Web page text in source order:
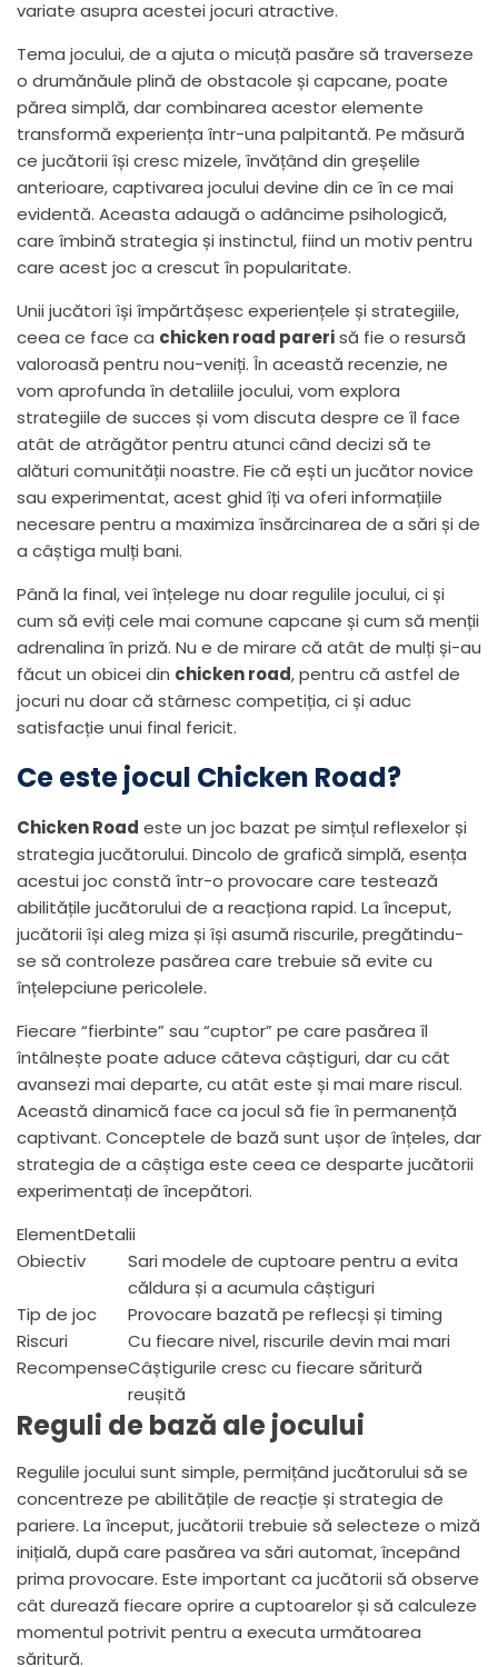
variate asupra acestei jocuri atractive.
Tema jocului, de a ajuta o micuță pasăre să traverseze
o drumănăule plină de obstacole și capcane, poate
părea simplă, dar combinarea acestor elemente
transformă experiența într-una palpitantă. Pe măsură
ce jucătorii își cresc mizele, învățând din greșelile
anterioare, captivarea jocului devine din ce în ce mai
evidentă. Aceasta adaugă o adâncime psihologică,
care îmbină strategia și instinctul, fiind un motiv pentru
care acest joc a crescut în popularitate.
Unii jucători își împărtășesc experiențele și strategiile,
ceea ce face ca chicken road parerisă fie o resursă
valoroasă pentru nou-veniți. În această recenzie, ne
vom aprofunda în detaliile jocului, vom explora
strategiile de succes și vom discuta despre ce îl face
atât de atrăgător pentru atunci când decizi să te
alături comunității noastre. Fie că ești un jucător novice
sau experimentat, acest ghid îți va oferi informațiile
necesare pentru a maximiza însărcinarea de a sări și de
a câștiga mulți bani.
Până la final, vei înțelege nu doar regulile jocului, ci și
cum să eviți cele mai comune capcane și cum să menții
adrenalina în priză. Nu e de mirare că atât de mulți și-au
făcut un obicei din chicken road, pentru că astfel de
jocuri nu doar că stârnesc competiția, ci și aduc
satisfacție unui final fericit.
Ce este jocul Chicken Road?
Chicken Road este un joc bazat pe simțul reflexelor și
strategia jucătorului. Dincolo de grafică simplă, esența
acestui joc constă într-o provocare care testează
abilitățile jucătorului de a reacționa rapid. La început,
jucătorii își aleg miza și își asumă riscurile, pregătindu-
se să controleze pasărea care trebuie să evite cu
înțelepciune pericolele.
Fiecare “fierbinte” sau “cuptor” pe care pasărea îl
întâlnește poate aduce câteva câștiguri, dar cu cât
avansezi mai departe, cu atât este și mai mare riscul.
Această dinamică face ca jocul să fie în permanență
captivant. Conceptele de bază sunt ușor de înțeles, dar
strategia de a câștiga este ceea ce desparte jucătorii
experimentați de începători.
ElementDetalii
Obiectiv
Sari modele de cuptoare pentru a evita
căldura și a acumula câștiguri
Tip de joc
Provocare bazată pe reflecși și timing
Riscuri
Cu fiecare nivel, riscurile devin mai mari
RecompenseCâștigurile cresc cu fiecare săritură
reușită
Reguli de bază ale jocului
Regulile jocului sunt simple, permițând jucătorului să se
concentreze pe abilitățile de reacție și strategia de
pariere. La început, jucătorii trebuie să selecteze o miză
inițială, după care pasărea va sări automat, începând
prima provocare. Este important ca jucătorii să observe
cât durează fiecare oprire a cuptoarelor și să calculeze
momentul potrivit pentru a executa următoarea
săritură.